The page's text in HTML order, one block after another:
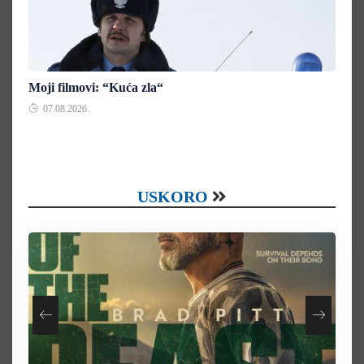
Moji filmovi: “Kuća zla“
07.08.2026.
USKORO